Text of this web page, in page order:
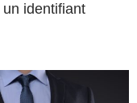
un identifiant